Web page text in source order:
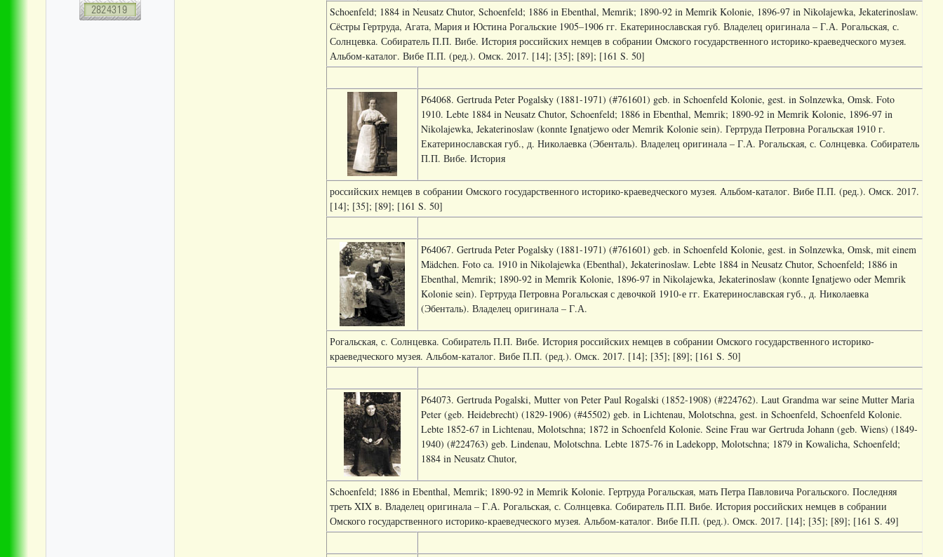
Schoenfeld; 1884 in Neusatz Chutor, Schoenfeld; 1886 in Ebenthal, Memrik; 1890-92 in Memrik Kolonie, 1896-97 in Nikolajewka, Jekaterinoslaw.
Сёстры Гертруда, Агата, Мария и Юстина Рогальские 1905–1906 гг. Екатеринославская губ. Владелец оригинала – Г.А. Рогальская, с.
Солнцевка. Собиратель П.П. Вибе. История российских немцев в собрании Омского государственного историко-краеведческого музея.
Альбом-каталог. Вибе П.П. (ред.). Омск. 2017. [14]; [35]; [89]; [161 S. 50]
P64068. Gertruda Peter Pogalsky (1881-1971) (#761601) geb. in Schoenfeld Kolonie, gest. in Solnzewka, Omsk. Foto
1910. Lebte 1884 in Neusatz Chutor, Schoenfeld; 1886 in Ebenthal, Memrik; 1890-92 in Memrik Kolonie, 1896-97 in
Nikolajewka, Jekaterinoslaw (konnte Ignatjewo oder Memrik Kolonie sein). Гертруда Петровна Рогальская 1910 г.
Екатеринославская губ., д. Николаевка (Эбенталь). Владелец оригинала – Г.А. Рогальская, с. Солнцевка. Собиратель
П.П. Вибе. История
российских немцев в собрании Омского государственного историко-краеведческого музея. Альбом-каталог. Вибе П.П. (ред.). Омск. 2017.
[14]; [35]; [89]; [161 S. 50]
P64067. Gertruda Peter Pogalsky (1881-1971) (#761601) geb. in Schoenfeld Kolonie, gest. in Solnzewka, Omsk, mit einem
Mädchen. Foto ca. 1910 in Nikolajewka (Ebenthal), Jekaterinoslaw. Lebte 1884 in Neusatz Chutor, Schoenfeld; 1886 in
Ebenthal, Memrik; 1890-92 in Memrik Kolonie, 1896-97 in Nikolajewka, Jekaterinoslaw (konnte Ignatjewo oder Memrik
Kolonie sein). Гертруда Петровна Рогальская с девочкой 1910-е гг. Екатеринославская губ., д. Николаевка
(Эбенталь). Владелец оригинала – Г.А.
Рогальская, с. Солнцевка. Собиратель П.П. Вибе. История российских немцев в собрании Омского государственного историко-
краеведческого музея. Альбом-каталог. Вибе П.П. (ред.). Омск. 2017. [14]; [35]; [89]; [161 S. 50]
P64073. Gertruda Pogalski, Mutter von Peter Paul Rogalski (1852-1908) (#224762). Laut Grandma war seine Mutter Maria
Peter (geb. Heidebrecht) (1829-1906) (#45502) geb. in Lichtenau, Molotschna, gest. in Schoenfeld, Schoenfeld Kolonie.
Lebte 1852-67 in Lichtenau, Molotschna; 1872 in Schoenfeld Kolonie. Seine Frau war Gertruda Johann (geb. Wiens) (1849-
1940) (#224763) geb. Lindenau, Molotschna. Lebte 1875-76 in Ladekopp, Molotschna; 1879 in Kowalicha, Schoenfeld;
1884 in Neusatz Chutor,
Schoenfeld; 1886 in Ebenthal, Memrik; 1890-92 in Memrik Kolonie. Гертруда Рогальская, мать Петра Павловича Рогальского. Последняя
треть XIX в. Владелец оригинала – Г.А. Рогальская, с. Солнцевка. Собиратель П.П. Вибе. История российских немцев в собрании
Омского государственного историко-краеведческого музея. Альбом-каталог. Вибе П.П. (ред.). Омск. 2017. [14]; [35]; [89]; [161 S. 49]